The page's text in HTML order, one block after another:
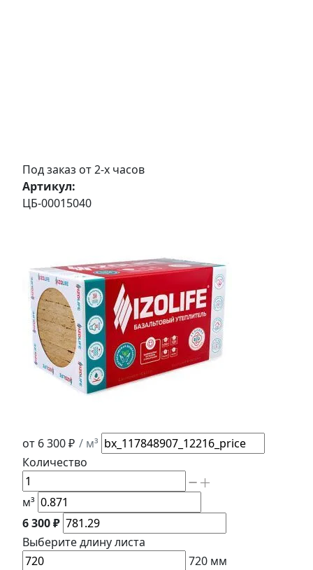
Под заказ от 2-х часов
Артикул:
ЦБ-00015040
от 6 300 ₽ / м³
Количество
м³
6 300 ₽
Выберите длинулиста
720 мм